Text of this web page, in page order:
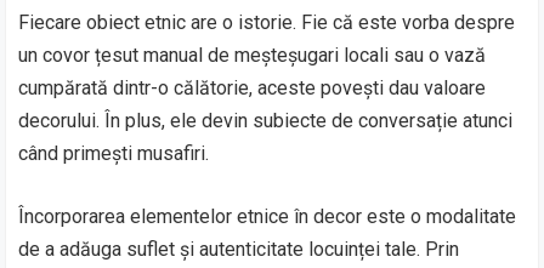
Fiecare obiect etnic are o istorie. Fie că este vorba despre
un covor țesut manual de meșteșugari locali sau o vază
cumpărată dintr-o călătorie, aceste povești dau valoare
decorului. În plus, ele devin subiecte de conversație atunci
când primești musafiri.
Încorporarea elementelor etnice în decor este o modalitate
de a adăuga suflet și autenticitate locuinței tale. Prin